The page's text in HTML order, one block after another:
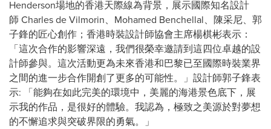
Henderson場地的香港天際線為背景，展示國際知名設計
師 Charles de Vilmorin、Mohamed Benchellal、陳采尼、郭
子鋒的匠心創作；香港時裝設計師協會主席楊棋彬表示：
「這次合作的影響深遠，我們很榮幸邀請到這四位卓越的設
計師參與。這次活動更為未來香港和巴黎已至國際時裝業界
之間的進一步合作開創了更多的可能性。」設計師郭子鋒表
示: 「能夠在如此完美的環境中，美麗的海港景色底下，展
示我的作品，是很好的體驗。我認為，極致之美源於對夢想
的不懈追求與突破界限的勇氣。」